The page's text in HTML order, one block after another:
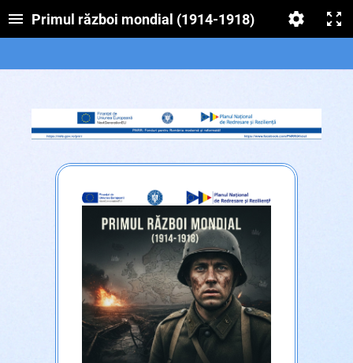
Primul război mondial (1914-1918)